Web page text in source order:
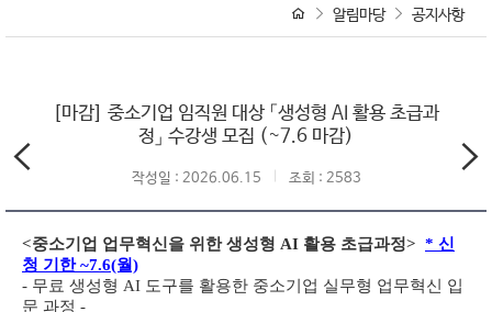
알림마당 공지사항
[마감] 중소기업 임직원 대상 「생성형 AI 활용 초급과
정」 수강생 모집 (~7.6 마감)
작성일 : 2026.06.15 조회 : 2583
<중소기업 업무혁신을 위한 생성형 AI 활용 초급과정> * 신
청 기한 ~7.6(월)
- 무료 생성형 AI 도구를 활용한 중소기업 실무형 업무혁신 입
문 과정 -